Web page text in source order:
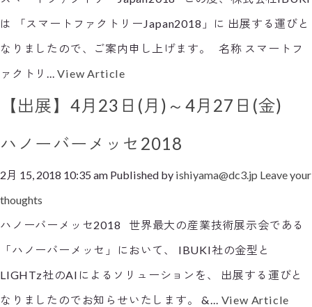
は 「スマートファクトリーJapan2018」に 出展する運びと
なりましたので、ご案内申し上げます。 名称 スマートフ
ァクトリ...View Article
【出展】4月23日(月)～4月27日(金)
ハノーバーメッセ2018
2月 15, 2018 10:35 am Published by ishiyama@dc3.jp Leave your
thoughts
ハノーバーメッセ2018 世界最大の産業技術展示会である
「ハノーバーメッセ」において、 IBUKI社の金型と
LIGHTz社のAIによるソリューションを、 出展する運びと
なりましたのでお知らせいたします。 &... View Article